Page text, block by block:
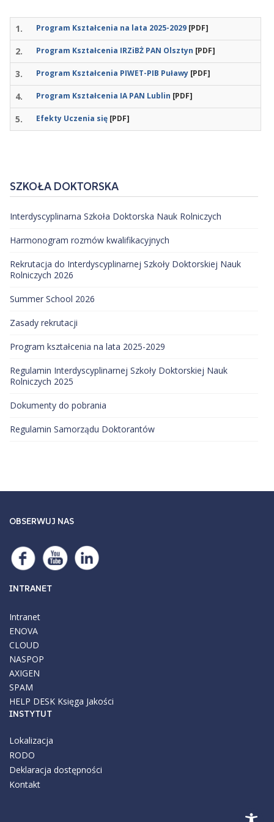
1. Program Kształcenia na lata 2025-2029 [PDF]
2. Program Kształcenia IRZiBŻ PAN Olsztyn [PDF]
3. Program Kształcenia PIWET-PIB Puławy [PDF]
4. Program Kształcenia IA PAN Lublin [PDF]
5. Efekty Uczenia się [PDF]
SZKOŁA DOKTORSKA
Interdyscyplinarna Szkoła Doktorska Nauk Rolniczych
Harmonogram rozmów kwalifikacyjnych
Rekrutacja do Interdyscyplinarnej Szkoły Doktorskiej Nauk
Rolniczych 2026
Summer School 2026
Zasady rekrutacji
Program kształcenia na lata 2025-2029
Regulamin Interdyscyplinarnej Szkoły Doktorskiej Nauk
Rolniczych 2025
Dokumenty do pobrania
Regulamin Samorządu Doktorantów
OBSERWUJ NAS
INTRANET
Intranet
ENOVA
CLOUD
NASPOP
AXIGEN
SPAM
HELP DESK Księga Jakości
INSTYTUT
Lokalizacja
RODO
Deklaracja dostępności
Kontakt